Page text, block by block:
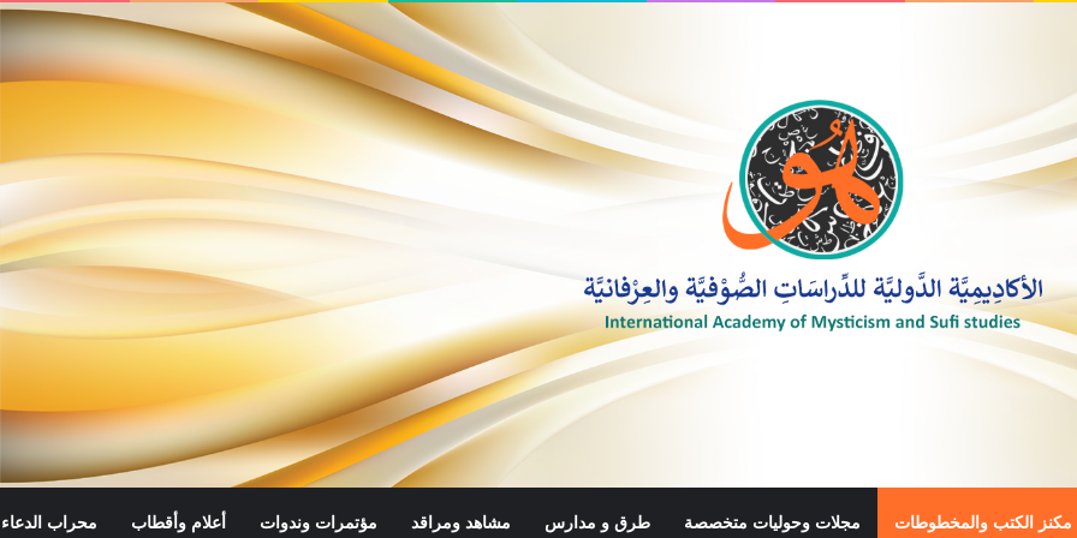
مكنز الكتب والمخطوطات مجلات وحوليات متخصصة طرق و مدارس مشاهد ومراقد مؤتمرات وندوات أعلام وأقطاب محراب الدعاء